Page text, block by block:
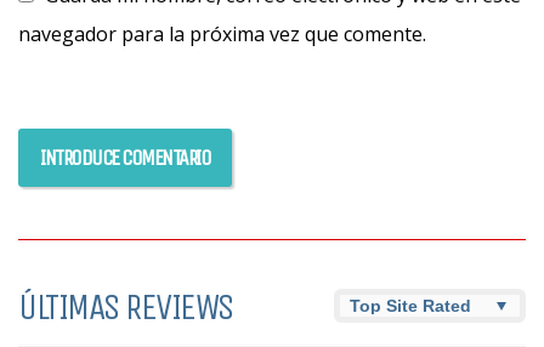
navegador para la próxima vez que comente.
ÚLTIMAS REVIEWS